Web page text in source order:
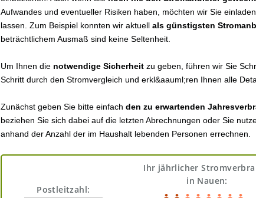
Aufwandes und eventueller Risiken haben, möchten wir Sie
lassen. Zum Beispiel konnten wir aktuell als günstigsten
beträchtlichem Ausmaß sind keine Seltenheit.
Um Ihnen die notwendige Sicherheit zu geben, führen wir Sie
Schritt durch den Stromvergleich und erkl&aauml;ren Ihnen alle
Zunächst geben Sie bitte einfach den zu erwartenden
beziehen Sie sich dabei auf die letzten Abrechnungen oder Sie
anhand der Anzahl der im Haushalt lebenden Personen errechnen.
Postleitzahl:
Ihr jährlicher
in Nauen: